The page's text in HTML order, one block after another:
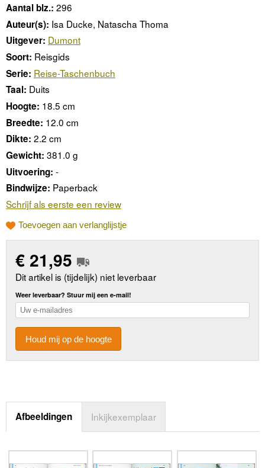
Aantal blz.: 296
Auteur(s): Isa Ducke, Natascha Thoma
Uitgever: Dumont
Soort: Reisgids
Serie: Reise-Taschenbuch
Taal: Duits
Hoogte: 18.5 cm
Breedte: 12.0 cm
Dikte: 2.2 cm
Gewicht: 381.0 g
Uitvoering: -
Bindwijze: Paperback
Schrijf als eerste een review
Toevoegen aan verlanglijstje
€ 21,95
Dit artikel is (tijdelijk) niet leverbaar
Weer leverbaar? Stuur mij een e-mail!
Houd mij op de hoogte
Afbeeldingen Inkijkexemplaar